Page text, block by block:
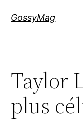
GossyMag
Taylor
plus